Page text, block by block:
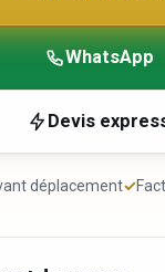
WhatsApp
Devis
déplacement✓